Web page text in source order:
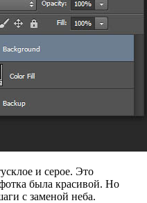
и серое. Это
была красивой. Но
с заменой неба.